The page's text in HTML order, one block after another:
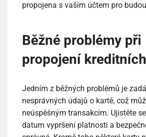
propojena s vaším účtem pro
Běžné problémy při
propojení
Jedním z běžných problémů je
nesprávných údajů o kartě, což
neúspěšným transakcím. Ujistěte
datum vypršení platnosti a